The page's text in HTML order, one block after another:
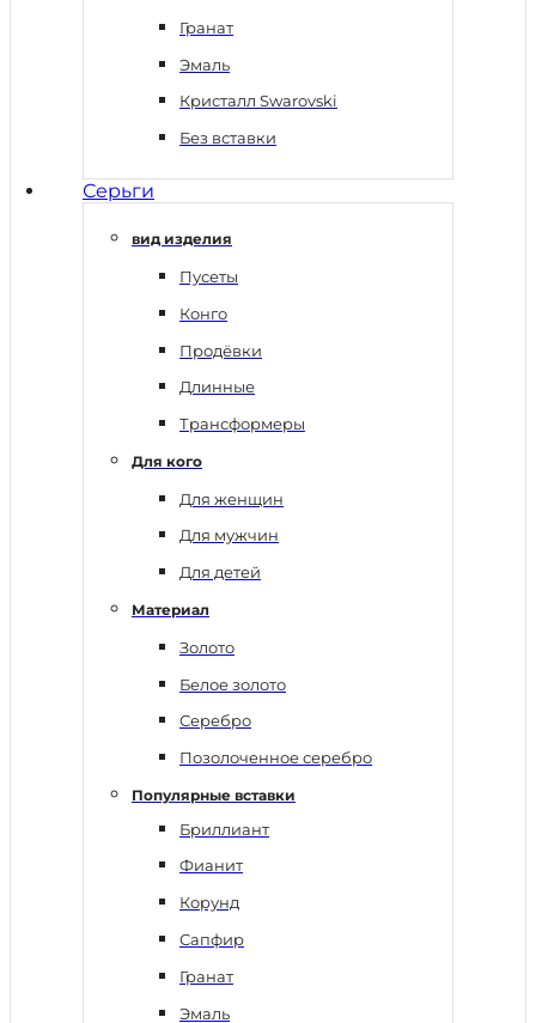
Гранат
Эмаль
Кристалл Swarovski
Без вставки
Серьги
вид изделия
Пусеты
Конго
Продёвки
Длинные
Трансформеры
Для кого
Для женщин
Для мужчин
Для детей
Материал
Золото
Белое золото
Серебро
Позолоченное серебро
Популярные вставки
Бриллиант
Фианит
Корунд
Сапфир
Гранат
Эмаль